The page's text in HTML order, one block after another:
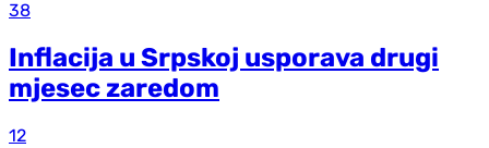
38
Inflacija u Srpskoj usporava drugi
mjesec zaredom
12